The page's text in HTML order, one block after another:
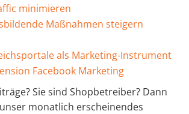
minimieren
Maßnahmen steigern
als Marketing-Instrument
Facebook Marketing
Sie sind Shopbetreiber? Dann
monatlich erscheinendes